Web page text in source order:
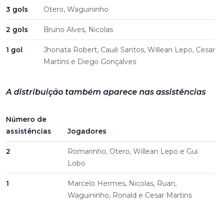
3 gols Otero, Waguininho
2 gols Bruno Alves, Nicolas
1 gol
Jhonata Robert, Cauê Santos, Willean Lepo, Cesar
Martins e Diego Gonçalves
A distribuição também aparece nas assistências
Número de
assistências
Jogadores
2
Romarinho, Otero, Willean Lepo e Gui
Lobo
1
Marcelo Hermes, Nicolas, Ruan,
Waguininho, Ronald e Cesar Martins